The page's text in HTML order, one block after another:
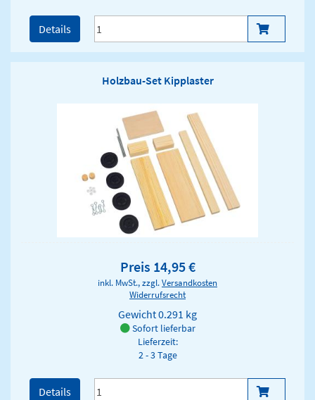
Details
Holzbau-Set Kipplaster
Preis 14,95 €
inkl. MwSt., zzgl.Versandkosten
Widerrufsrecht
Gewicht0.291 kg
Sofort lieferbar
Lieferzeit:
2 - 3 Tage
Details